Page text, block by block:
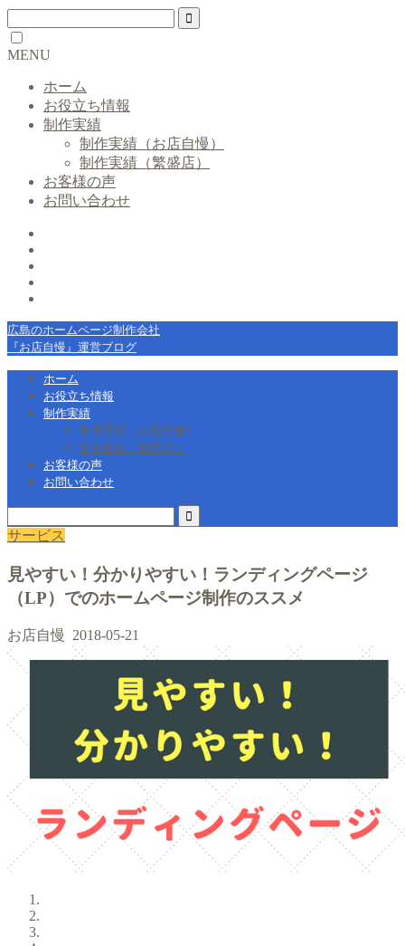
MENU
ホーム
お役立ち情報
制作実績
制作実績（お店自慢）
制作実績（繁盛店）
お客様の声
お問い合わせ
広島のホームページ制作会社
『お店自慢』運営ブログ
ホーム
お役立ち情報
制作実績
制作実績（お店自慢）
制作実績（繁盛店）
お客様の声
お問い合わせ
サービス
見やすい！分かりやすい！ランディングページ
（LP）でのホームページ制作のススメ
お店自慢 2018-05-21